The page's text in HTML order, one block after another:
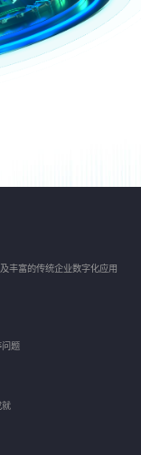
丰富的传统企业数字化应用
问题
就